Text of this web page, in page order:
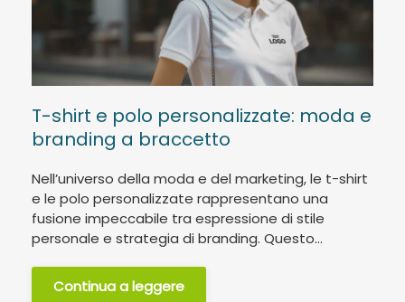
T-shirt e polo personalizzate: moda e
branding a braccetto
Nell’universo della moda e del marketing, le t-shirt
e le polo personalizzate rappresentano una
fusione impeccabile tra espressione di stile
personale e strategia di branding. Questo...
Continua a leggere